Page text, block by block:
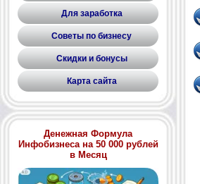
Для заработка
Советы по бизнесу
Скидки и бонусы
Карта сайта
Денежная Формула
Инфобизнеса на 50 000 рублей
в Месяц